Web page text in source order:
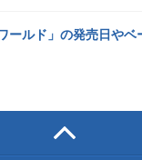
ールド」の発売日やベ